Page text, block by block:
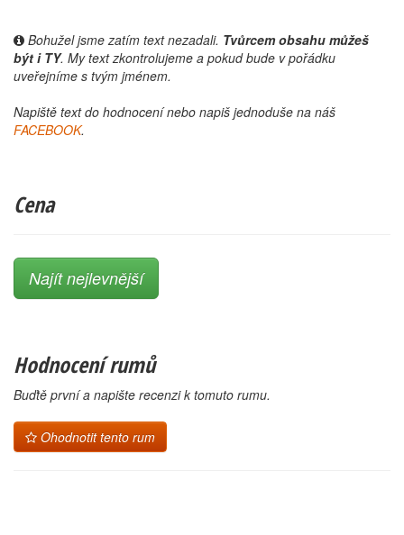
Bohužel jsme zatím text nezadali. Tvůrcem obsahu můžeš
být i TY. My text zkontrolujeme a pokud bude v pořádku
uveřejníme s tvým jménem.
Napiště text do hodnocení nebo napiš jednoduše na náš
FACEBOOK.
Cena
Najít nejlevnější
Hodnocení rumů
Buďtě první a napište recenzi k tomuto rumu.
Ohodnotit tento rum